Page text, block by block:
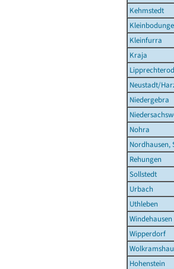
Kehmstedt
Kleinfurra
Kraja
Neustadt/
Niedergebra
Nohra
Nordhausen,
Rehungen
Sollstedt
Urbach
Uthleben
Windehausen
Wipperdorf
Hohenstein